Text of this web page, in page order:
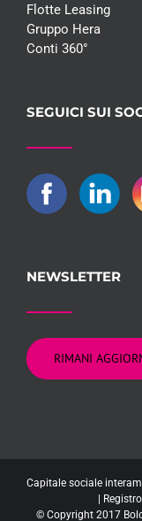
Flotte Leasing
Gruppo Hera
Conti 360°
SEGUICI SUI
NEWSLETTER
RIMANI
Capitale sociale
|
© Copyright 2017